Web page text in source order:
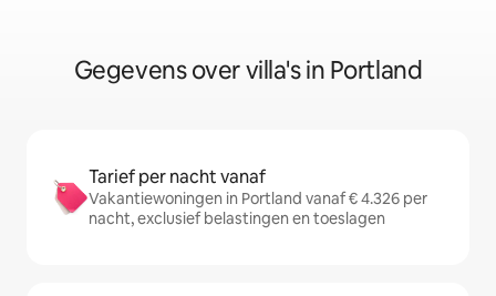
Gegevens over villa's in Portland
Tarief per nacht vanaf
Vakantiewoningen in Portland vanaf € 4.326 per
nacht, exclusief belastingen en toeslagen